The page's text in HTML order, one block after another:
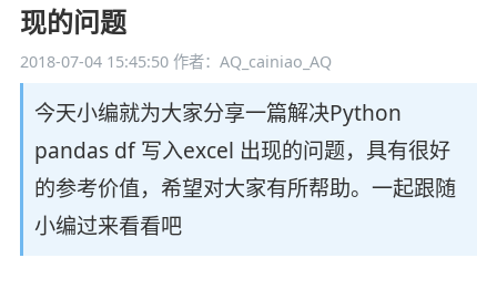
现的问题
2018-07-04 15:45:50作者：AQ_cainiao_AQ
今天小编就为大家分享一篇解决Python
pandas df 写入excel 出现的问题，具有很好
的参考价值，希望对大家有所帮助。一起跟随
小编过来看看吧